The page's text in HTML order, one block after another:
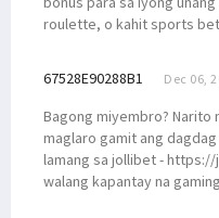
roulette, o kahit sports
67528E90288B1 Dec 06,
Bagong miyembro? Narito
maglaro gamit ang
lamang sa jollibet -
walang kapantay na